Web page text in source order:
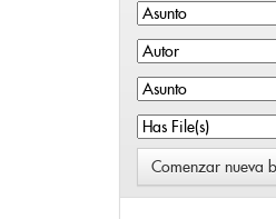
Comenzar nueva